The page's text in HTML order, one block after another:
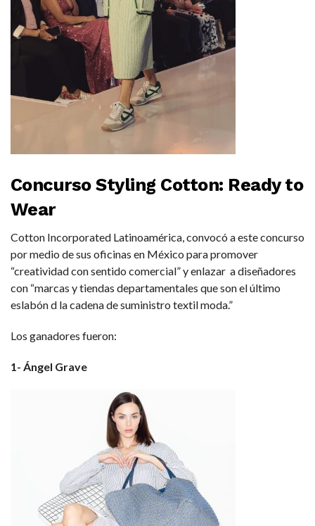
Concurso Styling Cotton: Ready to
Wear
Cotton Incorporated Latinoamérica, convocó a este concurso
por medio de sus oficinas en México para promover
“creatividad con sentido comercial” y enlazar a diseñadores
con “marcas y tiendas departamentales que son el último
eslabón d la cadena de suministro textil moda.”
Los ganadores fueron:
1- Ángel Grave